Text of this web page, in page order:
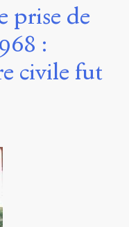
: les « fomentateurs de
actives
de l’électorat
sans de Gaulle
prise de
:
civile fut